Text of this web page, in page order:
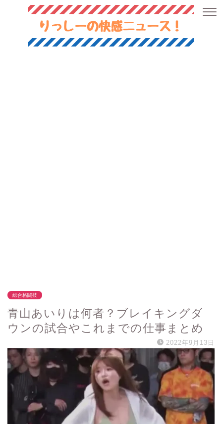
総合格闘技
青山あいりは何者？ブレイキングダ
ウンの試合やこれまでの仕事まとめ
2022年9月13日